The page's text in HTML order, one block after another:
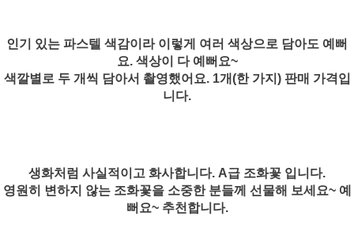
인기 있는 파스텔 색감이라 이렇게 여러 색상으로 담아도 예뻐
요. 색상이 다 예뻐요~
색깔별로 두 개씩 담아서 촬영했어요. 1개(한 가지) 판매 가격입
니다.
생화처럼 사실적이고 화사합니다. A급 조화꽃 입니다.
영원히 변하지 않는 조화꽃을 소중한 분들께 선물해 보세요~ 예
뻐요~ 추천합니다.